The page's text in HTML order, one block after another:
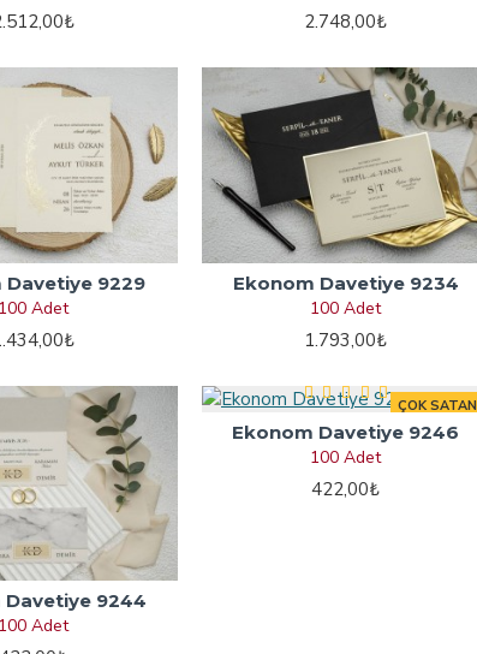
2.748,00₺
Davetiye 9229
100 Adet
Ekonom Davetiye 9234
100 Adet
1.793,00₺
Davetiye 9244
100 Adet
ÇOK SATAN
Ekonom Davetiye 9246
100 Adet
422,00₺